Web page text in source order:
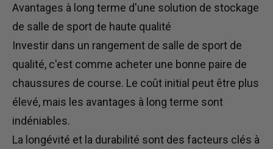
Avantages à long terme d'une solution de stockage
de salle de sport de haute qualité
Investir dans un rangement de salle de sport de
qualité, c'est comme acheter une bonne paire de
chaussures de course. Le coût initial peut être plus
élevé, mais les avantages à long terme sont
indéniables.
La longévité et la durabilité sont des facteurs clés à